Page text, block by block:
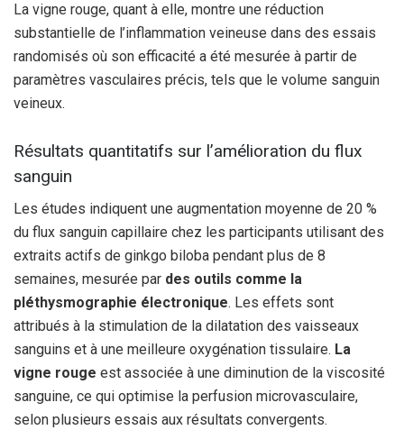
La vigne rouge, quant à elle, montre une réduction
substantielle de l’inflammation veineuse dans des essais
randomisés où son efficacité a été mesurée à partir de
paramètres vasculaires précis, tels que le volume sanguin
veineux.
Résultats quantitatifs sur l’amélioration du flux
sanguin
Les études indiquent une augmentation moyenne de 20 %
du flux sanguin capillaire chez les participants utilisant des
extraits actifs de ginkgo biloba pendant plus de 8
semaines, mesurée par des outils comme la
pléthysmographie électronique. Les effets sont
attribués à la stimulation de la dilatation des vaisseaux
sanguins et à une meilleure oxygénation tissulaire. La
vigne rouge est associée à une diminution de la viscosité
sanguine, ce qui optimise la perfusion microvasculaire,
selon plusieurs essais aux résultats convergents.